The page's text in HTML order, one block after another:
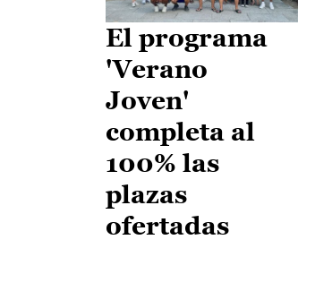
El programa
'Verano
Joven'
completa al
100% las
plazas
ofertadas